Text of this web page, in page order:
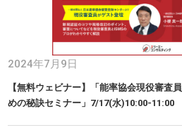
2024年7月9日
【無料ウェビナー】「能率協会現役審査
めの秘訣セミナー​​」7/17(水)10:00-11:00